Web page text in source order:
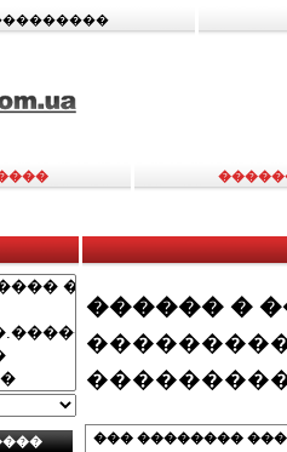
������ �
��� ��������